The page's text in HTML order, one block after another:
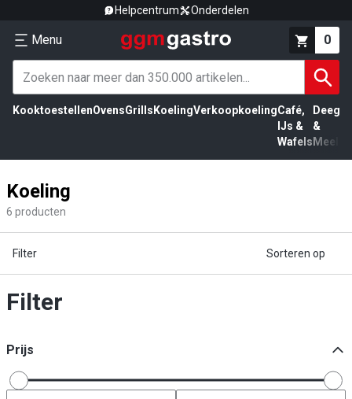
Helpcentrum Onderdelen
Menu 0
KooktoestellenOvensGrills KoelingVerkoopkoelingCafé,
IJs &
Wafels
Deeg
&
Meel
Koeling
6 producten
Filter Sorteren op
Filter
Prijs